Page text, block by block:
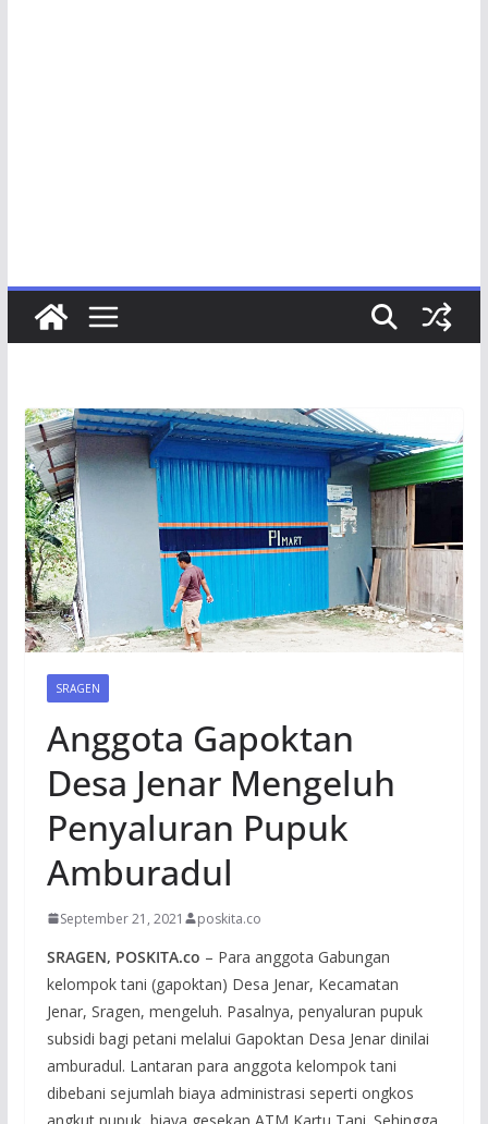
SRAGEN
Anggota Gapoktan
Desa Jenar Mengeluh
Penyaluran Pupuk
Amburadul
September 21, 2021 poskita.co
SRAGEN, POSKITA.co – Para anggota Gabungan
kelompok tani (gapoktan) Desa Jenar, Kecamatan
Jenar, Sragen, mengeluh. Pasalnya, penyaluran pupuk
subsidi bagi petani melalui Gapoktan Desa Jenar dinilai
amburadul. Lantaran para anggota kelompok tani
dibebani sejumlah biaya administrasi seperti ongkos